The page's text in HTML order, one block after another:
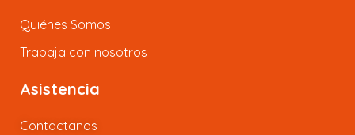
Quiénes Somos
Trabaja con nosotros
Asistencia
Contactanos